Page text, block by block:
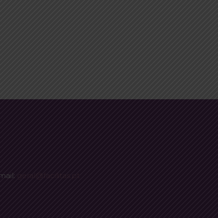
geral@facilitas.pt